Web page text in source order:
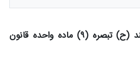
آیین نامه اجرایی بند (ح) تبصره (۹) ماده واحده قانون